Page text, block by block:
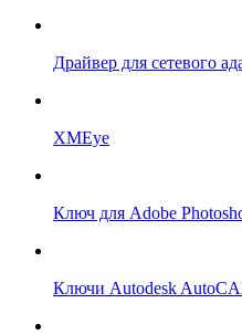
Драйвер для сетевого
XMEye
Ключ для Adobe
Ключи Autodesk